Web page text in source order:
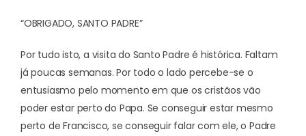
“OBRIGADO, SANTO PADRE”
Por tudo isto, a visita do Santo Padre é histórica. Faltam
já poucas semanas. Por todo o lado percebe-se o
entusiasmo pelo momento em que os cristãos vão
poder estar perto do Papa. Se conseguir estar mesmo
perto de Francisco, se conseguir falar com ele, o Padre